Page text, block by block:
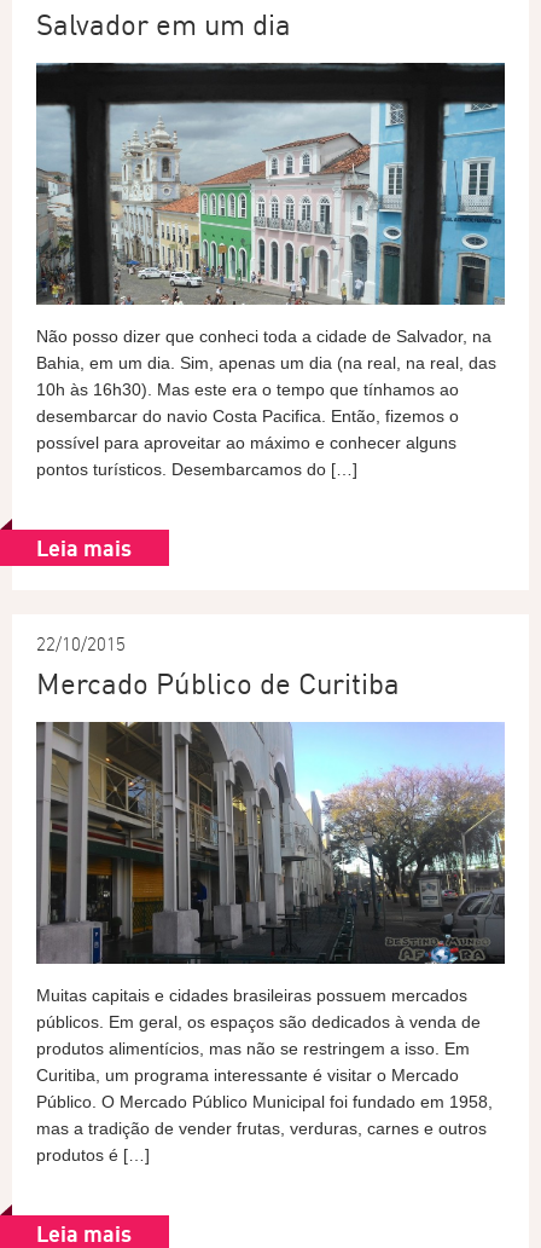
Salvador em um dia
Não posso dizer que conheci toda a cidade de Salvador, na
Bahia, em um dia. Sim, apenas um dia (na real, na real, das
10h às 16h30). Mas este era o tempo que tínhamos ao
desembarcar do navio Costa Pacifica. Então, fizemos o
possível para aproveitar ao máximo e conhecer alguns
pontos turísticos. Desembarcamos do […]
Leia mais
22/10/2015
Mercado Público de Curitiba
Muitas capitais e cidades brasileiras possuem mercados
públicos. Em geral, os espaços são dedicados à venda de
produtos alimentícios, mas não se restringem a isso. Em
Curitiba, um programa interessante é visitar o Mercado
Público. O Mercado Público Municipal foi fundado em 1958,
mas a tradição de vender frutas, verduras, carnes e outros
produtos é […]
Leia mais